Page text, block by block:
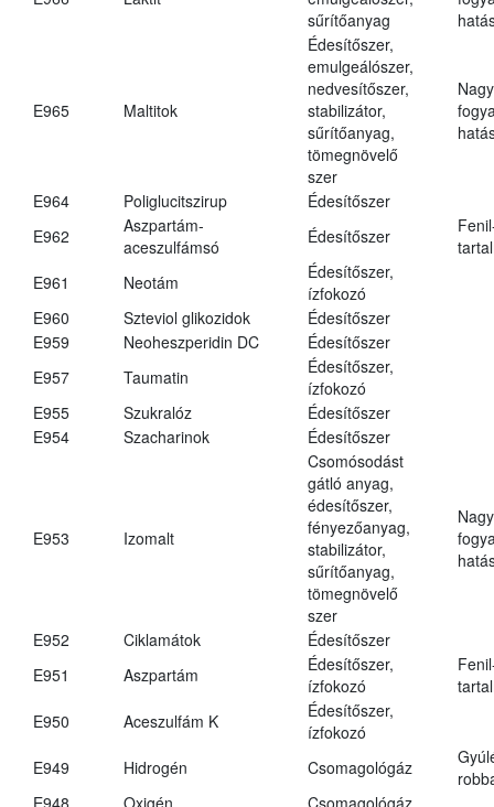
sűrítőanyag
E965 Maltitok
Édesítőszer,
emulgeálószer,
nedvesítőszer,
stabilizátor,
sűrítőanyag,
tömegnövelő
szer
E964 Poliglucitszirup
Édesítőszer
E962
Aszpartám-
aceszulfámsó
Édesítőszer
E961
Neotám
Édesítőszer,
ízfokozó
E960
Szteviol glikozidok
Édesítőszer
E959
Neoheszperidin DC
Édesítőszer
E957
Taumatin
Édesítőszer,
ízfokozó
E955
Szukralóz
Édesítőszer
E954
Szacharinok Édesítőszer
E953 Izomalt
Csomósodást
gátló anyag,
édesítőszer,
fényezőanyag,
stabilizátor,
sűrítőanyag,
tömegnövelő
szer
E952 Ciklamátok
Édesítőszer
E951
Aszpartám
Édesítőszer,
ízfokozó
E950
Aceszulfám K
Édesítőszer,
ízfokozó
E949
Hidrogén Csomagológáz
E948
Oxigén
Csomagológáz